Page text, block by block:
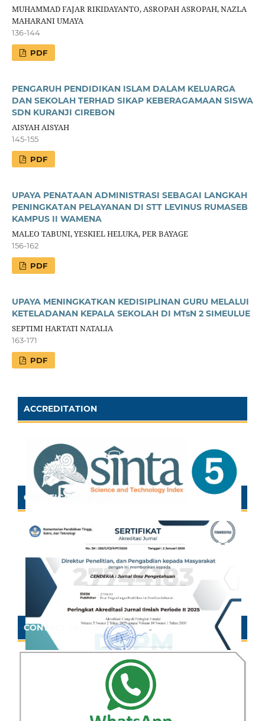
MUHAMMAD FAJAR RIKIDAYANTO, ASROPAH ASROPAH, NAZLA
MAHARANI UMAYA
136-144
PDF
PENGARUH PENDIDIKAN ISLAM DALAM KELUARGA
DAN SEKOLAH TERHAD SIKAP KEBERAGAMAAN SISWA
SDN KURANJI CIREBON
AISYAH AISYAH
145-155
PDF
UPAYA PENATAAN ADMINISTRASI SEBAGAI LANGKAH
PENINGKATAN PELAYANAN DI STT LEVINUS RUMASEB
KAMPUS II WAMENA
MALEO TABUNI, YESKIEL HELUKA, PER BAYAGE
156-162
PDF
UPAYA MENINGKATKAN KEDISIPLINAN GURU MELALUI
KETELADANAN KEPALA SEKOLAH DI MTsN 2 SIMEULUE
SEPTIMI HARTATI NATALIA
163-171
PDF
ACCREDITATION
CERTIFICATE OF SINTA
CONTACT PERSON